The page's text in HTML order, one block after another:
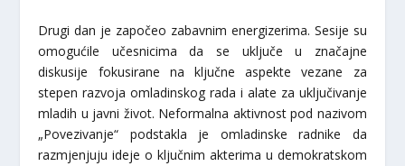
Drugi dan je započeo zabavnim energizerima. Sesije su
omogućile učesnicima da se uključe u značajne
diskusije fokusirane na ključne aspekte vezane za
stepen razvoja omladinskog rada i alate za uključivanje
mladih u javni život. Neformalna aktivnost pod nazivom
„Povezivanje“ podstakla je omladinske radnike da
razmjenjuju ideje o ključnim akterima u demokratskom